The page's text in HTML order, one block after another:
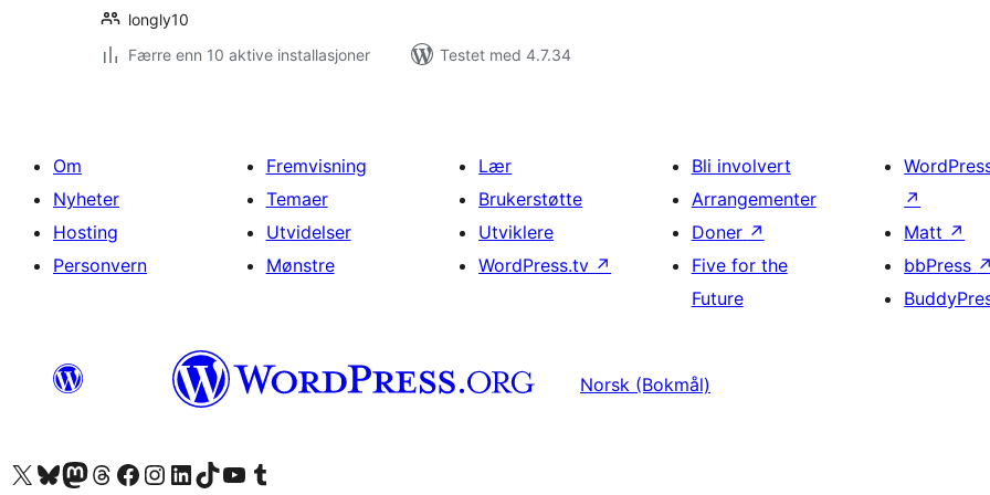
longly10
Færre enn 10 aktive installasjoner
Testet med 4.7.34
Om
Nyheter
Hosting
Personvern
Fremvisning
Temaer
Utvidelser
Mønstre
Lær
Brukerstøtte
Utviklere
WordPress.tv ↗
Bli involvert
Arrangementer
Doner ↗
Five for the
Future
↗
Matt ↗
bbPress ↗
Norsk (Bokmål)
Besøk vår konto på X Visit our Bluesky account
Besøk vår Mastodon-konto
Visit our Threads account
Besøk vår Facebook-sideBesøk vår Instagram-konto
Besøk vår LinkedIn-konto
Visit our TikTok account
Visit our YouTube channel
Visit our Tumblr account